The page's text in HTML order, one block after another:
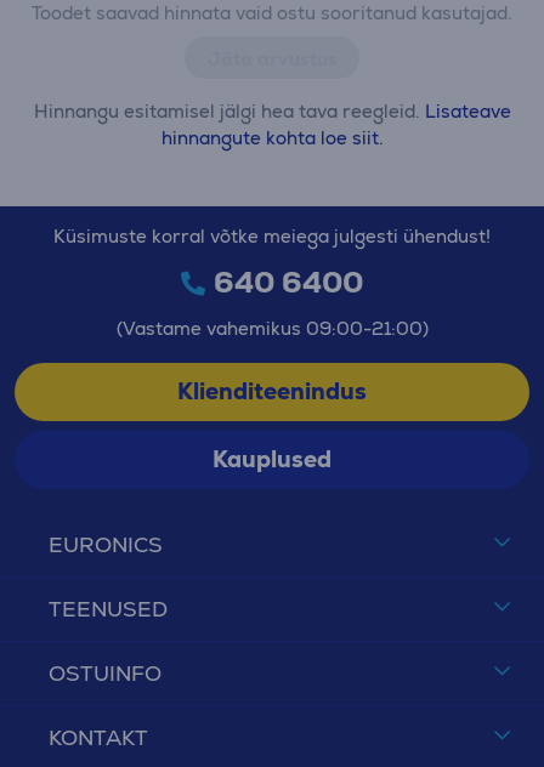
Toodet saavad hinnata vaid ostu sooritanud kasutajad.
Hinnangu esitamisel jälgi hea tava reegleid. Lisateave
hinnangute kohta loe siit.
EURONICS
TEENUSED
OSTUINFO
KONTAKT
Küsimuste korral võtke meiega julgesti ühendust!
640 6400
(Vastame vahemikus 09:00-21:00)
Klienditeenindus
Kauplused